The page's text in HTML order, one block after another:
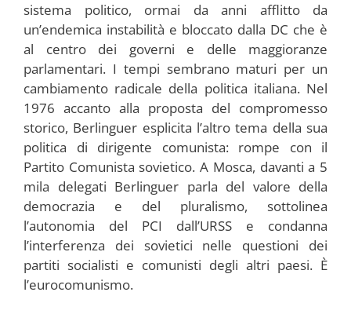
sistema politico, ormai da anni afflitto da
un’endemica instabilità e bloccato dalla DC che è
al centro dei governi e delle maggioranze
parlamentari. I tempi sembrano maturi per un
cambiamento radicale della politica italiana. Nel
1976 accanto alla proposta del compromesso
storico, Berlinguer esplicita l’altro tema della sua
politica di dirigente comunista: rompe con il
Partito Comunista sovietico. A Mosca, davanti a 5
mila delegati Berlinguer parla del valore della
democrazia e del pluralismo, sottolinea
l’autonomia del PCI dall’URSS e condanna
l’interferenza dei sovietici nelle questioni dei
partiti socialisti e comunisti degli altri paesi. È
l’eurocomunismo.